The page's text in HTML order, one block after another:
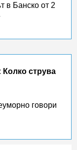
в Банско от 2
струва
говори